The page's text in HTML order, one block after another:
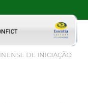
DE INICIAÇÃO